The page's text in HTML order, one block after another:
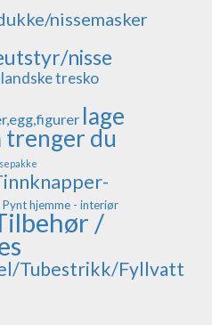
nissemasker
nisse
tresko
lage
trenger du
Pynt hjemme - interiør
/
Tubestrikk/Fyllvatt